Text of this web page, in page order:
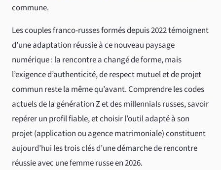
commune.
Les couples franco-russes formés depuis 2022 témoignent
d’une adaptation réussie à ce nouveau paysage
numérique : la rencontre a changé de forme, mais
l’exigence d’authenticité, de respect mutuel et de projet
commun reste la même qu’avant. Comprendre les codes
actuels de la génération Z et des millennials russes, savoir
repérer un profil fiable, et choisir l’outil adapté à son
projet (application ou agence matrimoniale) constituent
aujourd’hui les trois clés d’une démarche de rencontre
réussie avec une femme russe en 2026.